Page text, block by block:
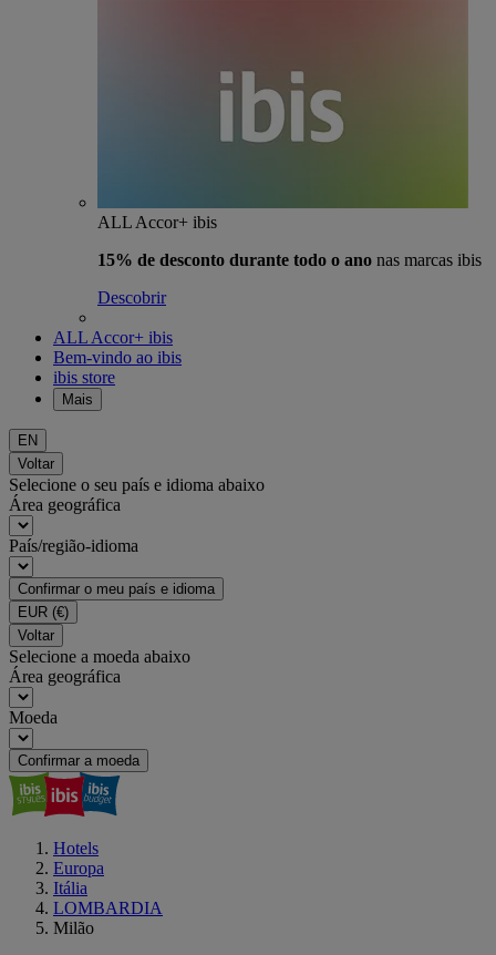
ALL Accor+ ibis
15% de desconto durante todo o ano nas marcas ibis
Descobrir
ALL Accor+ ibis
Bem-vindo ao ibis
ibis store
Mais
EN
Voltar
Selecione o seu país e idioma abaixo
Área geográfica
País/região-idioma
Confirmar o meu país e idioma
EUR (€)
Voltar
Selecione a moeda abaixo
Área geográfica
Moeda
Confirmar a moeda
Hotels
Europa
Itália
LOMBARDIA
Milão